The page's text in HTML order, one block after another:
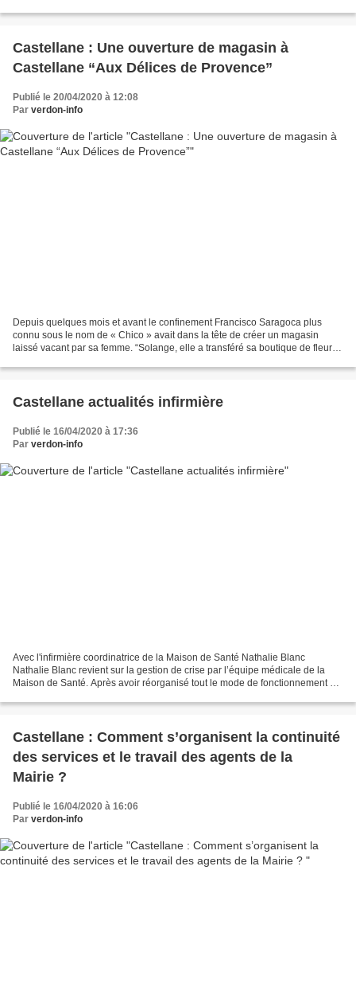
Castellane : Une ouverture de magasin à
Castellane “Aux Délices de Provence”
Publié le 20/04/2020 à 12:08
Par verdon-info
Depuis quelques mois et avant le confinement Francisco Saragoca plus
connu sous le nom de « Chico » avait dans la tête de créer un magasin
laissé vacant par sa femme. “Solange, elle a transféré sa boutique de fleurs
Castellane actualités infirmière
Publié le 16/04/2020 à 17:36
Par verdon-info
Avec l'infirmière coordinatrice de la Maison de Santé Nathalie Blanc
Nathalie Blanc revient sur la gestion de crise par l’équipe médicale de la
Maison de Santé. Après avoir réorganisé tout le mode de fonctionnement de
Castellane : Comment s’organisent la continuité
des services et le travail des agents de la
Mairie ?
Publié le 16/04/2020 à 16:06
Par verdon-info